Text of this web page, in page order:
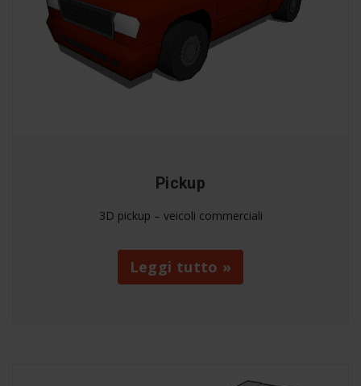
Pickup
3D pickup – veicoli commerciali
Leggi tutto »